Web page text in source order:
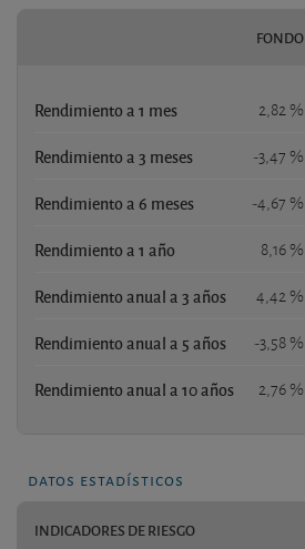
FONDO
Rendimiento a 1 mes 2,82 %
Rendimiento a 3 meses -3,47 %
Rendimiento a 6 meses -4,67 %
Rendimiento a 1 año 8,16 %
Rendimiento anual a 3 años 4,42 %
Rendimiento anual a 5 años -3,58 %
Rendimiento anual a 10 años 2,76 %
datos estadísticos
INDICADORES DE RIESGO